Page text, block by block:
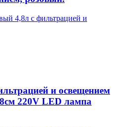
и освещением
220V LED лампа